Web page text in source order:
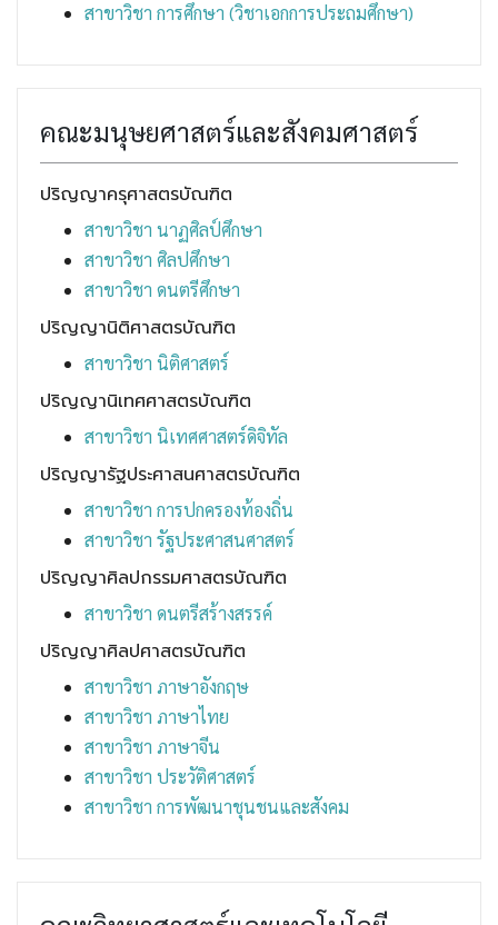
สาขาวิชา การศึกษา (วิชาเอกการประถมศึกษา)
คณะมนุษยศาสตร์และสังคมศาสตร์
ปริญญาครุศาสตรบัณฑิต
สาขาวิชา นาฏศิลป์ศึกษา
สาขาวิชา ศิลปศึกษา
สาขาวิชา ดนตรีศึกษา
ปริญญานิติศาสตรบัณฑิต
สาขาวิชา นิติศาสตร์
ปริญญานิเทศศาสตรบัณฑิต
สาขาวิชา นิเทศศาสตร์ดิจิทัล
ปริญญารัฐประศาสนศาสตรบัณฑิต
สาขาวิชา การปกครองท้องถิ่น
สาขาวิชา รัฐประศาสนศาสตร์
ปริญญาศิลปกรรมศาสตรบัณฑิต
สาขาวิชา ดนตรีสร้างสรรค์
ปริญญาศิลปศาสตรบัณฑิต
สาขาวิชา ภาษาอังกฤษ
สาขาวิชา ภาษาไทย
สาขาวิชา ภาษาจีน
สาขาวิชา ประวัติศาสตร์
สาขาวิชา การพัฒนาชุนชนและสังคม